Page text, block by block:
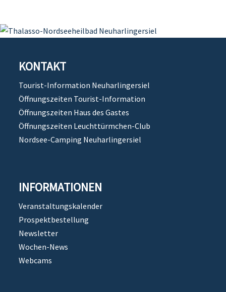
KONTAKT
Tourist-Information Neuharlingersiel
Öffnungszeiten Tourist-Information
Öffnungszeiten Haus des Gastes
Öffnungszeiten Leuchttürmchen-Club
Nordsee-Camping Neuharlingersiel
INFORMATIONEN
Veranstaltungskalender
Prospektbestellung
Newsletter
Wochen-News
Webcams